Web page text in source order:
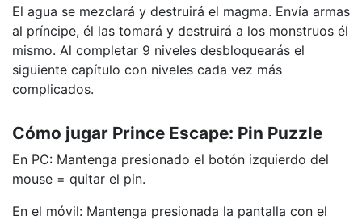
El agua se mezclará y destruirá el magma. Envía armas
al príncipe, él las tomará y destruirá a los monstruos él
mismo. Al completar 9 niveles desbloquearás el
siguiente capítulo con niveles cada vez más
complicados.
Cómo jugar Prince Escape: Pin Puzzle
En PC: Mantenga presionado el botón izquierdo del
mouse = quitar el pin.
En el móvil: Mantenga presionada la pantalla con el